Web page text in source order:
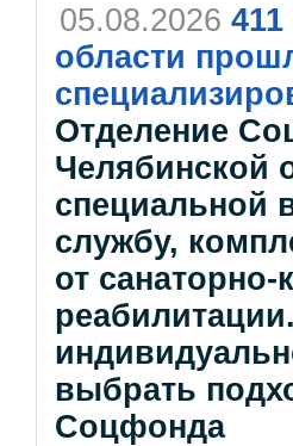
05.08.2026
области
Отделение
Челябинской
специальной
службу,
от
выбрать
Соцфонда